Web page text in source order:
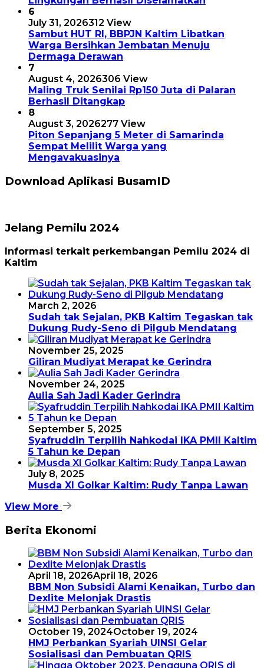
6
July 31, 2026312 View
Sambut HUT RI, BBPJN Kaltim Libatkan
Warga Bersihkan Jembatan Menuju
Dermaga Derawan
7
August 4, 2026306 View
Maling Truk Senilai Rp150 Juta di Palaran
Berhasil Ditangkap
8
August 3, 2026277 View
Piton Sepanjang 5 Meter di Samarinda
Sempat Melilit Warga yang
Mengavakuasinya
Download Aplikasi BusamID
Jelang Pemilu 2024
Informasi terkait perkembangan Pemilu 2024 di
Kaltim
March 2, 2026
Sudah tak Sejalan, PKB Kaltim Tegaskan tak
Dukung Rudy-Seno di Pilgub Mendatang
November 25, 2025
Giliran Mudiyat Merapat ke Gerindra
November 24, 2025
Aulia Sah Jadi Kader Gerindra
September 5, 2025
Syafruddin Terpilih Nahkodai IKA PMII Kaltim
5 Tahun ke Depan
July 8, 2025
Musda XI Golkar Kaltim: Rudy Tanpa Lawan
View More
Berita Ekonomi
April 18, 2026April 18, 2026
BBM Non Subsidi Alami Kenaikan, Turbo dan
Dexlite Melonjak Drastis
October 19, 2024October 19, 2024
HMJ Perbankan Syariah UINSI Gelar
Sosialisasi dan Pembuatan QRIS